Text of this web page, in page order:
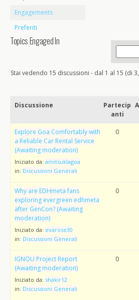
Engagements
Preferiti
Topics Engaged In
Stai vedendo 15 discussioni - dal 1 al 15 (di
Discussione
Partecip
anti
Explore Goa Comfortably with
a Reliable Car Rental Service
(Awaiting moderation)
Iniziato da: amitsuklagoa
in: Discussioni Generali
0
Why are EDHmeta fans
exploring evergreen edhmeta
after GenCon? (Awaiting
moderation)
Iniziato da: evarose30
in: Discussioni Generali
0
IGNOU Project Report
(Awaiting moderation)
Iniziato da: shakir12
in: Discussioni Generali
0